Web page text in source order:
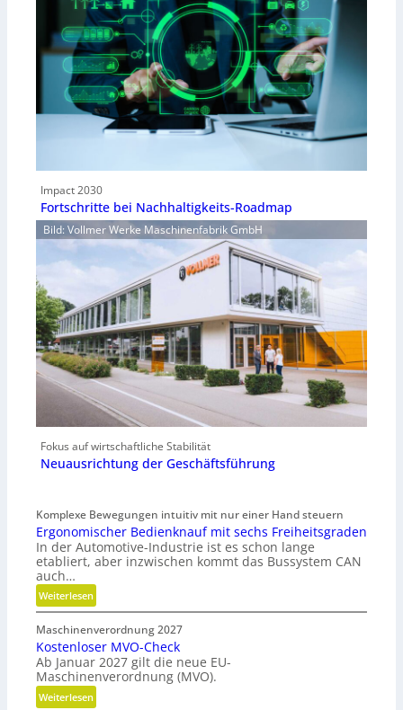
Impact 2030
Fortschritte bei Nachhaltigkeits-Roadmap
Bild: Vollmer Werke Maschinenfabrik GmbH
Fokus auf wirtschaftliche Stabilität
Neuausrichtung der Geschäftsführung
Komplexe Bewegungen intuitiv mit nur einer Hand steuern
Ergonomischer Bedienknauf mit sechs Freiheitsgraden
In der Automotive-Industrie ist es schon lange
etabliert, aber inzwischen kommt das Bussystem CAN
auch…
Weiterlesen:
E
r
g
o
n
o
Maschinenverordnung 2027
Kostenloser MVO-Check
Ab Januar 2027 gilt die neue EU-
Maschinenverordnung (MVO).
Weiterlesen: